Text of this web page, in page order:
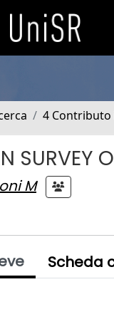
4 Contributo
SURVEY
M
Scheda